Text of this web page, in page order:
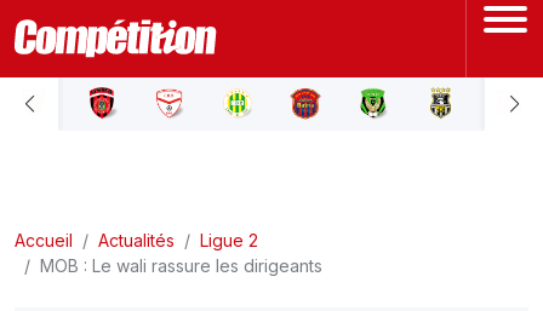
ACCUEIL
LIGUE 2
Accueil Actualités
Ligue 2
MOB : Le wali rassure les dirigeants